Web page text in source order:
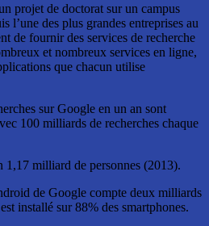
projet de doctorat sur un campus
l’une des plus grandes entreprises au
de fournir des services de recherche
et nombreux services en ligne,
que chacun utilise
sur Google en un an sont
100 milliards de recherches chaque
1,17 milliard de personnes (2013).
de Google compte deux milliards
installé sur 88% des smartphones.